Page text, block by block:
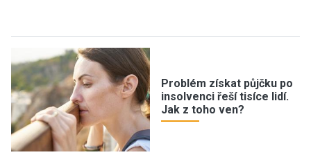
Problém získat půjčku po
insolvenci řeší tisíce lidí.
Jak z toho ven?